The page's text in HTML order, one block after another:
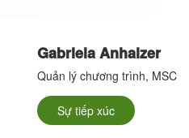
Gabriela Anhalzer
Quản lý chương trình, MSC
Sự tiếp xúc